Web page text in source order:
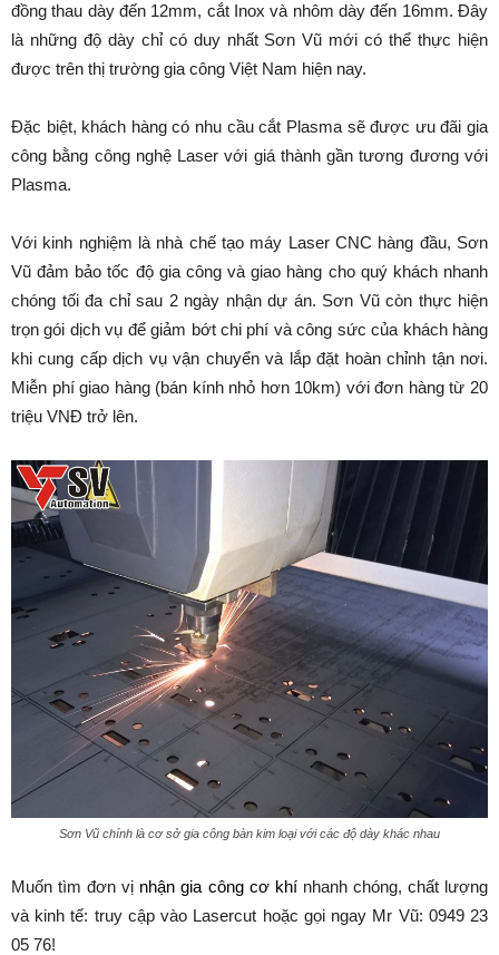
đồng thau dày đến 12mm, cắt Inox và nhôm dày đến 16mm. Đây
là những độ dày chỉ có duy nhất Sơn Vũ mới có thể thực hiện
được trên thị trường gia công Việt Nam hiện nay.
Đặc biệt, khách hàng có nhu cầu cắt Plasma sẽ được ưu đãi gia
công bằng công nghệ Laser với giá thành gần tương đương với
Plasma.
Với kinh nghiệm là nhà chế tạo máy Laser CNC hàng đầu, Sơn
Vũ đảm bảo tốc độ gia công và giao hàng cho quý khách nhanh
chóng tối đa chỉ sau 2 ngày nhận dự án. Sơn Vũ còn thực hiện
trọn gói dịch vụ để giảm bớt chi phí và công sức của khách hàng
khi cung cấp dịch vụ vận chuyển và lắp đặt hoàn chỉnh tận nơi.
Miễn phí giao hàng (bán kính nhỏ hơn 10km) với đơn hàng từ 20
triệu VNĐ trở lên.
Sơn Vũ chính là cơ sở gia công bàn kim loại với các độ dày khác nhau
Muốn tìm đơn vị nhận gia công cơ khínhanh chóng, chất lượng
và kinh tế: truy cập vào Lasercut hoặc gọi ngay Mr Vũ: 0949 23
05 76!